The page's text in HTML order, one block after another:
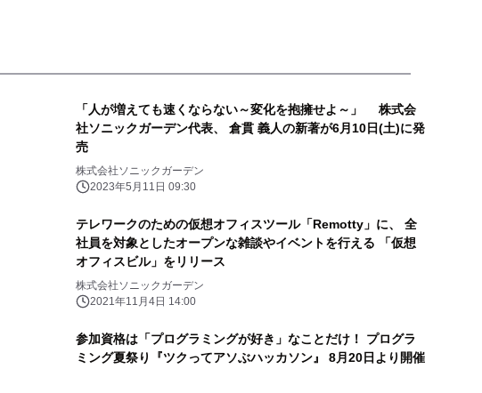
「人が増えても速くならない～変化を抱擁せよ～」 株式会
社ソニックガーデン代表、 倉貫 義人の新著が6月10日(土)に発
売
株式会社ソニックガーデン
2023年5月11日 09:30
テレワークのための仮想オフィスツール「Remotty」に、 全
社員を対象としたオープンな雑談やイベントを行える 「仮想
オフィスビル」をリリース
株式会社ソニックガーデン
2021年11月4日 14:00
参加資格は「プログラミングが好き」なことだけ！ プログラ
ミング夏祭り『ツクってアソぶハッカソン』 8月20日より開催